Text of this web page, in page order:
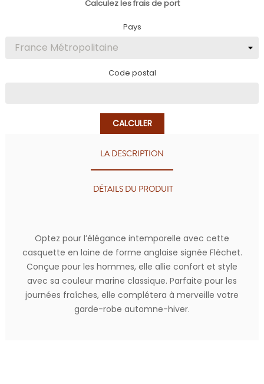
Calculez les frais de port
Pays
Code postal
CALCULER
LA DESCRIPTION
DÉTAILS DU PRODUIT
Optez pour l’élégance intemporelle avec cette
casquette en laine de forme anglaise signée Fléchet.
Conçue pour les hommes, elle allie confort et style
avec sa couleur marine classique. Parfaite pour les
journées fraîches, elle complétera à merveille votre
garde-robe automne-hiver.